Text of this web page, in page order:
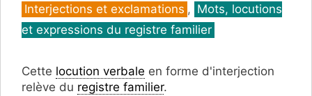
Catégories
Interjections et exclamations , Mots, locutions
et expressions du registre familier
Cette locution verbale en forme d'interjection
relève du registre familier.